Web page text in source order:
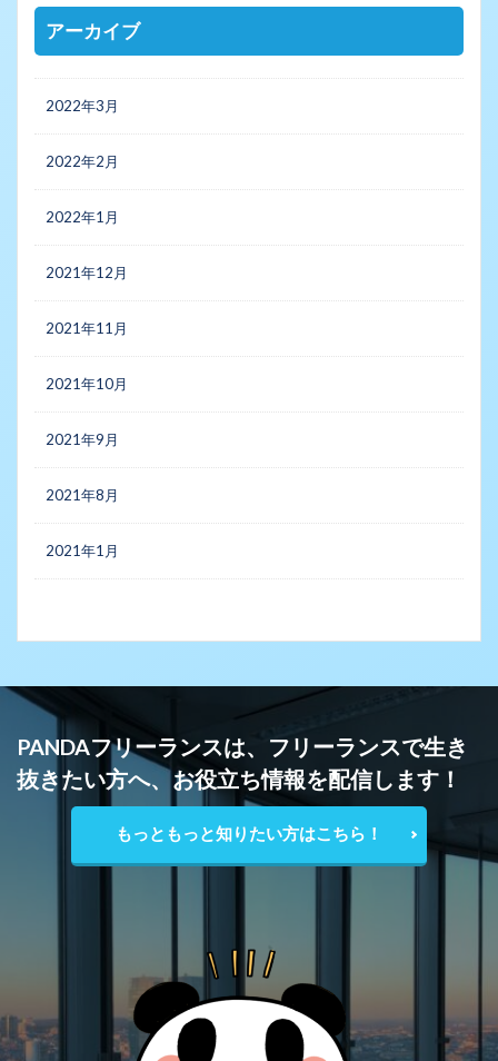
アーカイブ
2022年3月
2022年2月
2022年1月
2021年12月
2021年11月
2021年10月
2021年9月
2021年8月
2021年1月
PANDAフリーランスは、フリーランスで生き
抜きたい方へ、お役立ち情報を配信します！
もっともっと知りたい方はこちら！